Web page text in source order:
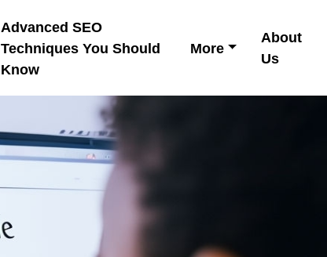
Advanced SEO
Techniques You Should
Know
More
About
Us